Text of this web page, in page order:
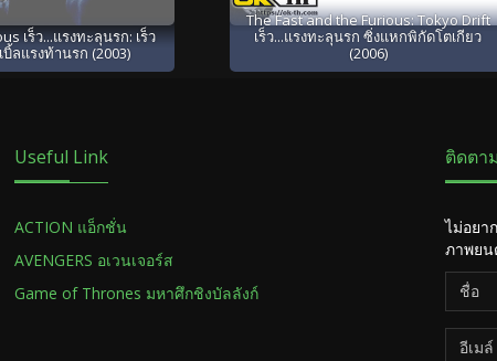
เร็ว...แรงทะลุนรก: เร็ว
ลแรงท้านรก (2003)
The Fast and the Furious: Tokyo Drift
เร็ว...แรงทะลุนรก ซิ่งแหกพิกัดโตเกียว
(2006)
Useful Link
ACTION แอ็กชั่น
AVENGERS อเวนเจอร์ส
Game of Thrones มหาศึกชิงบัลลังก์
ติดตา
ไม่อยา
ภาพย